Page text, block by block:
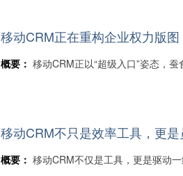
移动CRM正在重构企业权力版图
概要： 移动CRM正以“超级入口”姿态，
移动CRM不只是效率工具，更
概要： 移动CRM不仅是工具，更是驱动